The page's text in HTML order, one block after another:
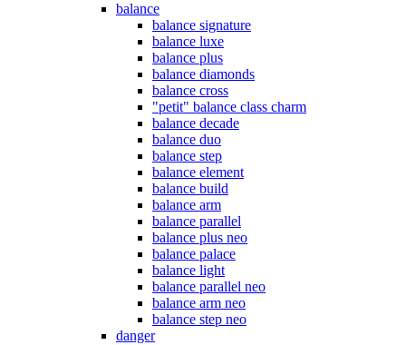
balance
balance signature
balance luxe
balance plus
balance diamonds
balance cross
"petit" balance class charm
balance decade
balance duo
balance step
balance element
balance build
balance arm
balance parallel
balance plus neo
balance palace
balance light
balance parallel neo
balance arm neo
balance step neo
danger